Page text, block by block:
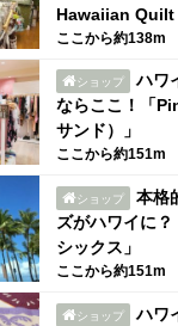
Hawaiian
ここから約138m
ショップ
ハワ
ならここ！「
サンド）」
ここから約151m
ショップ
本格
ズがハワイに
シックス」
ここから約151m
ショップ ハワ